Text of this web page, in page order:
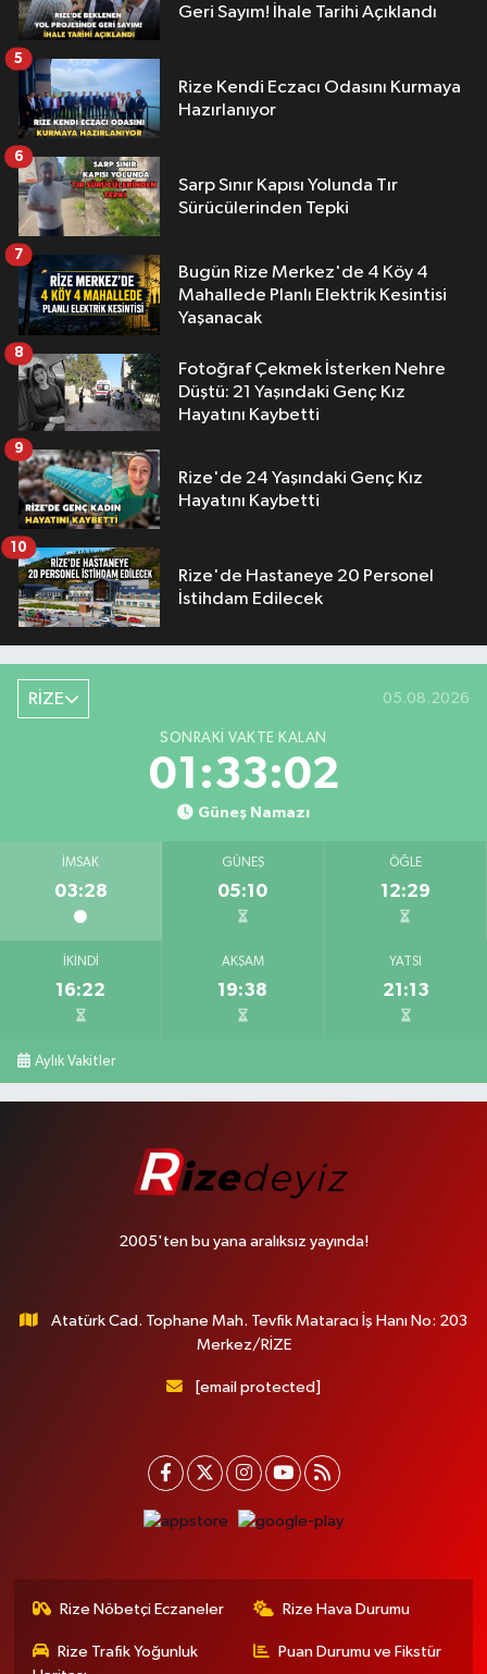
Geri Sayım! İhale Tarihi Açıklandı
Rize Kendi Eczacı Odasını Kurmaya
Hazırlanıyor
5
Sarp Sınır Kapısı Yolunda Tır
Sürücülerinden Tepki
6
Bugün Rize Merkez'de 4 Köy 4
Mahallede Planlı Elektrik Kesintisi
Yaşanacak
7
Fotoğraf Çekmek İsterken Nehre
Düştü: 21 Yaşındaki Genç Kız
Hayatını Kaybetti
8
Rize'de 24 Yaşındaki Genç Kız
Hayatını Kaybetti
9
Rize'de Hastaneye 20 Personel
İstihdam Edilecek
10
RİZE 05.08.2026
SONRAKI VAKTE KALAN
01:33:02
Güneş Namazı
İMSAK
03:28
GÜNEŞ
05:10
ÖĞLE
12:29
İKINDI
16:22
AKŞAM
19:38
YATSI
21:13
Aylık Vakitler
2005'ten bu yana aralıksız yayında!
Atatürk Cad. Tophane Mah. Tevfik Mataracı İş Hanı No: 203
Merkez/RİZE
[email protected]
Rize Nöbetçi Eczaneler Rize Hava Durumu
Rize Trafik Yoğunluk
Puan Durumu ve Fikstür